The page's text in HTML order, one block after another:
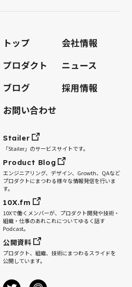
トップ
会社情報
プロダクト
ニュース
ブログ
採用情報
お問い合わせ
Stailer
「Stailer」のサービスサイトです。
Product Blog
エンジニアリング、デザイン、Growth、QAなど
プロダクトにまつわる様々な情報発信を行いま
す。
10X.fm
10Xで働くメンバーが、プロダクト開発や技術・
組織・仕事のあれこれについてゆるく話す
Podcast。
公開資料
プロダクト、組織、技術にまつわるスライドを
公開しています。